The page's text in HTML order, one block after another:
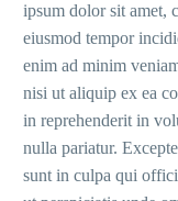
ipsum dolor sit amet,
eiusmod tempor
enim ad minim
nisi ut aliquip ex ea
in reprehenderit in
nulla pariatur.
sunt in culpa qui